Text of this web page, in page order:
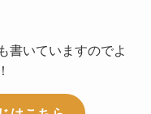
書いていますのでよ